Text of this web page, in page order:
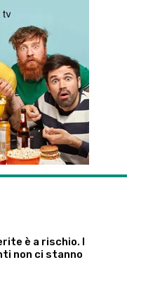
è a rischio. I
non ci stanno